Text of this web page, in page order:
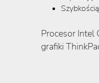
Szybkością
Procesor Intel
grafiki